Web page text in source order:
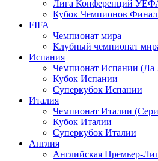
Лига Конференций
Кубок Чемпионов
FIFA
Чемпионат мира
Клубный чемпионат
Испания
Чемпионат Испании (Ла
Кубок Испании
Суперкубок Испании
Италия
Чемпионат Италии
Кубок Италии
Суперкубок Италии
Англия
Английская Премьер-